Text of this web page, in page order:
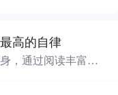
高的自律
，通过阅读丰富内